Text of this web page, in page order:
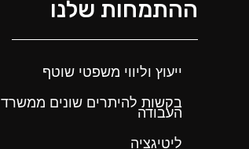
ההתמחות שלנו
ייעוץ וליווי משפטי שוטף
בקשות להיתרים שונים ממשרד
העבודה
ליטיגציה